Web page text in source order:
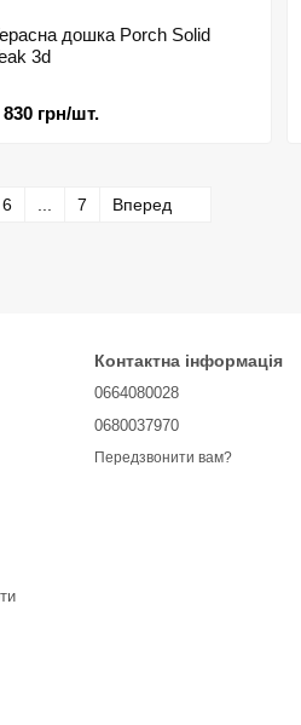
дошка Porch Solid
3d
830 грн/шт.
6 7 Вперед
Контактна інформація
0664080028
0680037970
Передзвонити вам?